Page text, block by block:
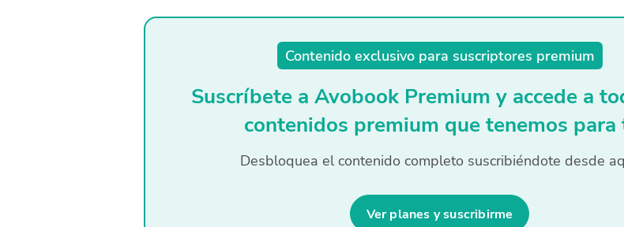
Contenido exclusivo para suscriptores premium
Suscríbete a Avobook Premium y accede a
contenidos premium que tenemos para
Desbloquea el contenido completo suscribiéndote desde
Ver planes y suscribirme